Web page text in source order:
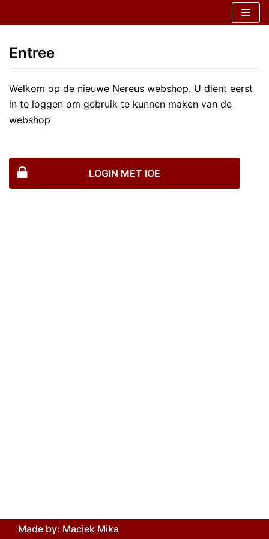
content
Entree
Welkom op de nieuwe Nereus webshop. U dient eerst
in te loggen om gebruik te kunnen maken van de
webshop
LOGIN MET IOE
Made by: Maciek Mika